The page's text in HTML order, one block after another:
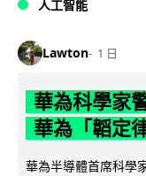
人工智能
Lawton 1 日
華為科學家
華為「韜定
華為半導體首席科學